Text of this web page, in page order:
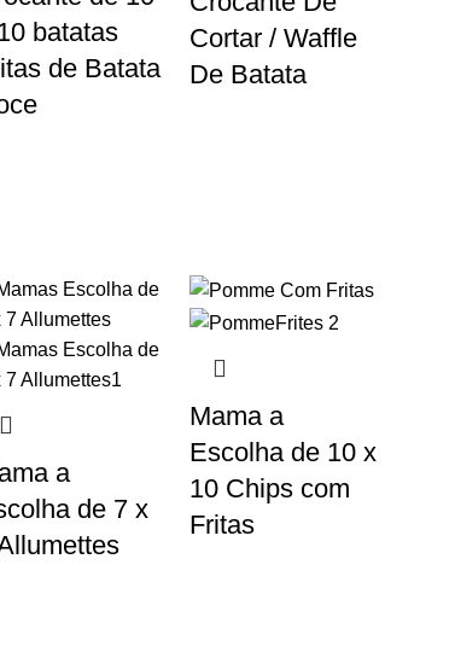
batatas
de Batata
Cortar / Waffle
De Batata
a
de 7 x
Mama a
Escolha de 10 x
10 Chips com
Fritas